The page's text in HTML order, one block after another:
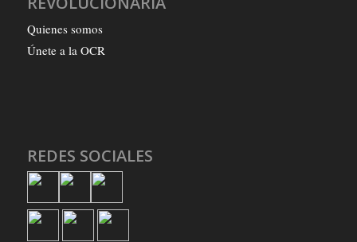
Quienes somos
Únete a la OCR
REDES SOCIALES